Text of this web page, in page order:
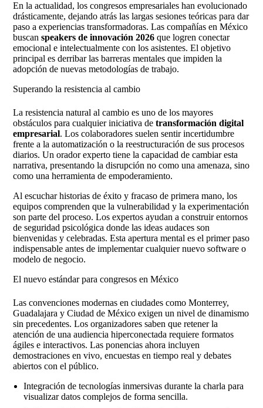
En la actualidad, los congresos empresariales han evolucionado
drásticamente, dejando atrás las largas sesiones teóricas para dar
paso a experiencias transformadoras. Las compañías en México
buscanspeakers de innovación 2026 que logren conectar
emocional e intelectualmente con los asistentes. El objetivo
principal es derribar las barreras mentales que impiden la
adopción de nuevas metodologías de trabajo.
Superando la resistencia al cambio
La resistencia natural al cambio es uno de los mayores
obstáculos para cualquier iniciativa detransformación digital
empresarial. Los colaboradores suelen sentir incertidumbre
frente a la automatización o la reestructuración de sus procesos
diarios. Un orador experto tiene la capacidad de cambiar esta
narrativa, presentando la disrupción no como una amenaza, sino
como una herramienta de empoderamiento.
Al escuchar historias de éxito y fracaso de primera mano, los
equipos comprenden que la vulnerabilidad y la experimentación
son parte del proceso. Los expertos ayudan a construir entornos
de seguridad psicológica donde las ideas audaces son
bienvenidas y celebradas. Esta apertura mental es el primer paso
indispensable antes de implementar cualquier nuevo software o
modelo de negocio.
El nuevo estándar para congresos en México
Las convenciones modernas en ciudades como Monterrey,
Guadalajara y Ciudad de México exigen un nivel de dinamismo
sin precedentes. Los organizadores saben que retener la
atención de una audiencia hiperconectada requiere formatos
ágiles e interactivos. Las ponencias ahora incluyen
demostraciones en vivo, encuestas en tiempo real y debates
abiertos con el público.
Integración de tecnologías inmersivas durante la charla para
visualizar datos complejos de forma sencilla.